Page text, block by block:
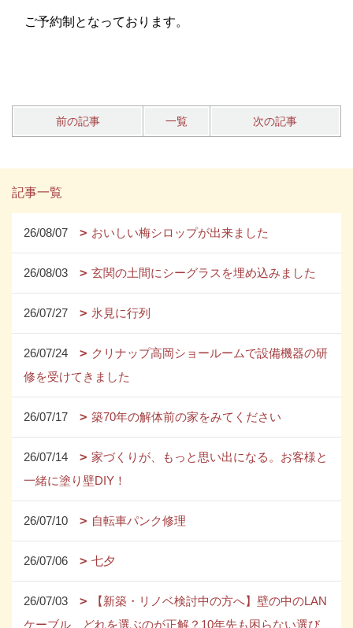
ご予約制となっております。
前の記事 一覧 次の記事
記事一覧
26/08/07 おいしい梅シロップが出来ました
26/08/03 玄関の土間にシーグラスを埋め込みました
26/07/27 氷見に行列
26/07/24
クリナップ高岡ショールームで設備機器の研
修を受けてきました
26/07/17 築70年の解体前の家をみてください
26/07/14
家づくりが、もっと思い出になる。お客様と
一緒に塗り壁DIY！
26/07/10 自転車パンク修理
26/07/06 七夕
26/07/03
【新築・リノベ検討中の方へ】壁の中のLAN
ケーブル、どれを選ぶのが正解？10年先も困らない選び